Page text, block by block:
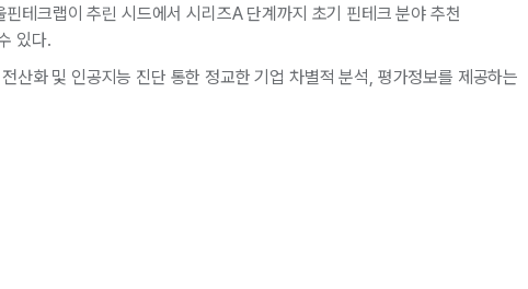
테크랩이 추린 시드에서 시리즈A 단계까지 초기 핀테크 분야 추천
있다.
산화 및 인공지능 진단 통한 정교한 기업 차별적 분석, 평가정보를 제공하는